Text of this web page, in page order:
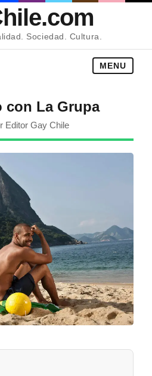
Sociedad. Cultura.
MENU
con La Grupa
Editor Gay Chile